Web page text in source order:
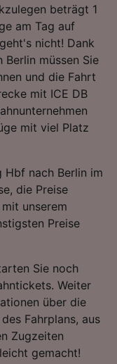
beträgt 1
am Tag auf
nicht! Dank
müssen Sie
und die Fahrt
mit ICE DB
mit viel Platz
Hbf nach Berlin im
die Preise
unserem
Preise
Sie noch
Weiter
über die
Fahrplans, aus
Zugzeiten
gemacht!
Zugriff auf
Messung
von
sowie
von